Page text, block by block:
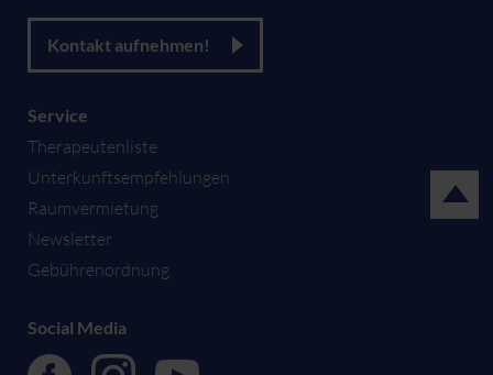
Kontakt aufnehmen!
Service
Therapeutenliste
Unterkunftsempfehlungen
Raumvermietung
Newsletter
Gebührenordnung
Social Media